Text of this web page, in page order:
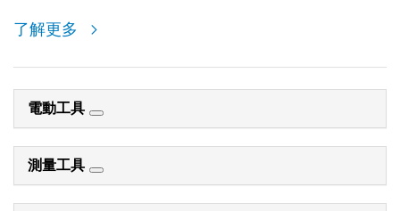
了解更多
電動工具
測量工具